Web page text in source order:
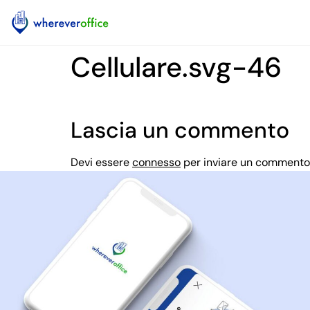
Cellulare.svg-46
Lascia un commento
Devi essereconnesso per inviare un